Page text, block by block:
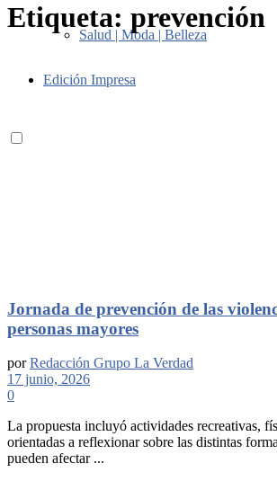
Salud | Moda | Belleza
Edición Impresa
Etiqueta: prevención
Jornada de prevención de las
personas mayores
por Redacción Grupo La Verdad
17 junio, 2026
0
La propuesta incluyó actividades recreativas,
orientadas a reflexionar sobre las distintas
pueden afectar ...